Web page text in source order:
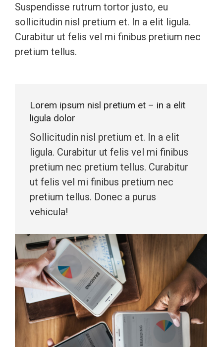
Suspendisse rutrum tortor justo, eu
sollicitudin nisl pretium et. In a elit ligula.
Curabitur ut felis vel mi finibus pretium nec
pretium tellus.
Lorem ipsum nisl pretium et – in a elit
ligula dolor
Sollicitudin nisl pretium et. In a elit
ligula. Curabitur ut felis vel mi finibus
pretium nec pretium tellus. Curabitur
ut felis vel mi finibus pretium nec
pretium tellus. Donec a purus
vehicula!